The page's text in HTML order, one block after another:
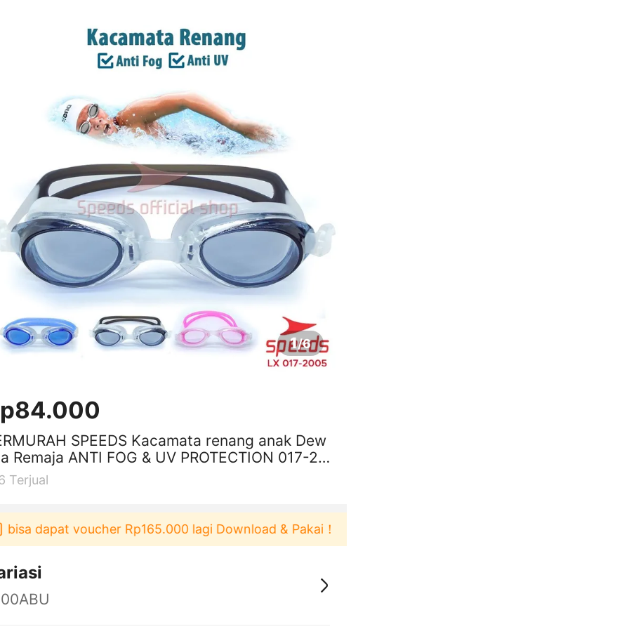
1/6
SPEEDS Kacamata renang anak Dew
Remaja ANTI FOG & UV PROTECTION 017-20
isebh
Terjual
dapat voucher Rp165.000 lagi Download & Pakai！ Pengguna baru berbelanja di aplikasi Akulaku